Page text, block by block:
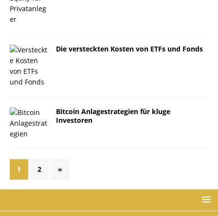
Die versteckten Kosten von ETFs und Fonds
Bitcoin Anlagestrategien für kluge
Investoren
1 2 »